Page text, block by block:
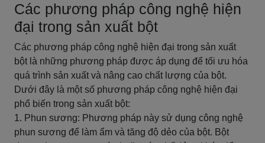
Các phương pháp công nghệ hiện
đại trong sản xuất bột
Các phương pháp công nghệ hiện đại trong sản xuất
bột là những phương pháp được áp dụng để tối ưu hóa
quá trình sản xuất và nâng cao chất lượng của bột.
Dưới đây là một số phương pháp công nghệ hiện đại
phổ biến trong sản xuất bột:
1. Phun sương: Phương pháp này sử dụng công nghệ
phun sương để làm ẩm và tăng độ dẻo của bột. Bột